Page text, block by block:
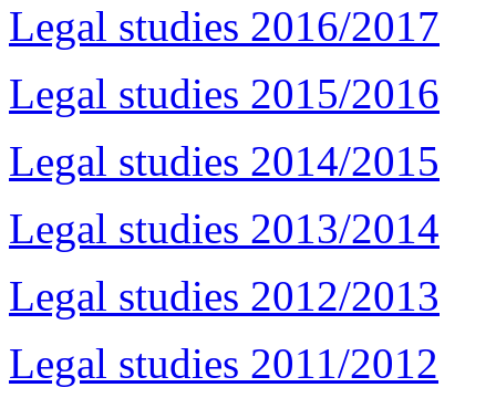
Legal studies 2016/2017
Legal studies 2015/2016
Legal studies 2014/2015
Legal studies 2013/2014
Legal studies 2012/2013
Legal studies 2011/2012